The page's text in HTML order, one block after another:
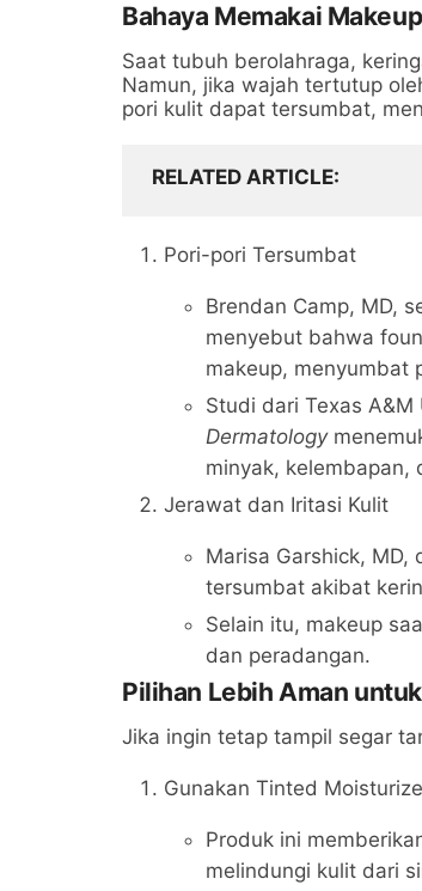
Bahaya Memakai
Saat tubuh berolahraga,
Namun, jika wajah tertutup
pori kulit dapat tersumbat,
RELATED ARTICLE
Pori-pori Tersumbat
Brendan Camp, MD,
menyebut bahwa
makeup, menyumbat
Studi dari Texas
Dermatology
minyak, kelembapan,
Jerawat dan Iritasi Kulit
Marisa Garshick,
tersumbat akibat
Selain itu, makeup
dan peradangan.
Pilihan Lebih Aman
Jika ingin tetap tampil segar
Gunakan Tinted
Produk ini
melindungi kulit dari